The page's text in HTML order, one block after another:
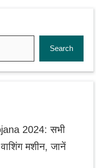
Search
2024: सभी
मशीन, जानें